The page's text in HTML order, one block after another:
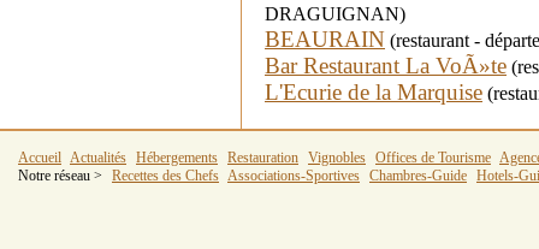
DRAGUIGNAN)
BEAURAIN (restaurant -
Bar Restaurant La VoÃ»te
L'Ecurie de la Marquise
Accueil Actualités Hébergements Restauration Vignobles Offices de Tourisme
Notre réseau >
Recettes des Chefs Associations-Sportives Chambres-Guide Hotels-